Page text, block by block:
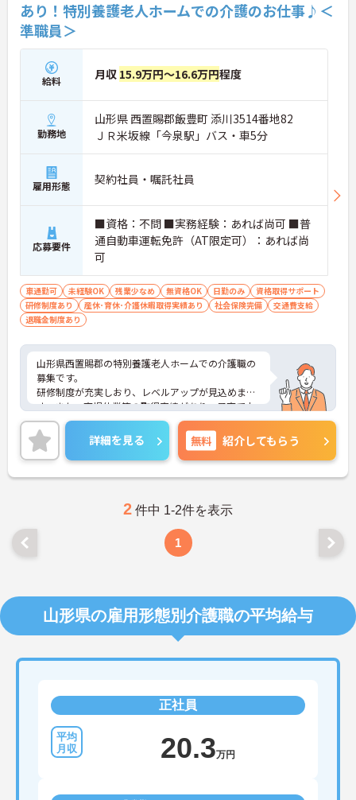
あり！特別養護老人ホームでの介護のお仕事♪＜
準職員＞
給料 月収 15.9万円～16.6万円程度
勤務地
山形県 西置賜郡飯豊町 添川3514番地82
ＪＲ米坂線「今泉駅」バス・車5分
雇用形態 契約社員・嘱託社員
応募要件
■資格：不問 ■実務経験：あれば尚可 ■普
通自動車運転免許（AT限定可）：あれば尚
可
車通勤可 未経験OK 残業少なめ 無資格OK 日勤のみ
資格取得サポート
研修制度あり
産休･育休･介護休暇取得実績あり 社会保険完備
交通費支給
退職金制度あり
山形県西置賜郡の特別養護老人ホームでの介護職の
募集です。
研修制度が充実しおり、レベルアップが見込めま
す。また、育児休業等の取得実績があり、子育て中
の方も働きやすい職場環境です。
ご興味のある方には、面接対策ポイントなど、さら
に詳細をお話しいたしますのでお気軽にご相談くだ
さい！
詳細を見る 無料 紹介してもらう
2 件中 1-2件を表示
1
山形県の雇用形態別介護職の平均給与
正社員
20.3万円